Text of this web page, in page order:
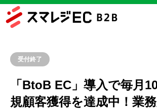
受付終了
「BtoB EC」導入で毎月
規顧客獲得を達成中！業